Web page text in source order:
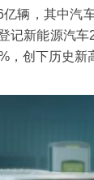
辆，其中汽
记新能源汽
，创下历史新